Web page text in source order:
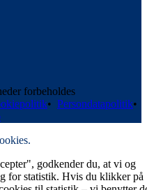
forbeholdes
• Persondatapolitik•
godkender du, at vi og
for statistik. Hvis du klikker på